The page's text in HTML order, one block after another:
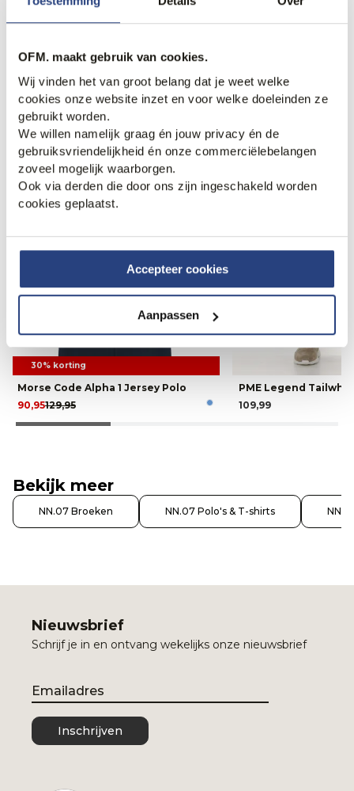
OFM. maakt gebruik van cookies.
Wij vinden het van groot belang dat je weet welke
cookies onze website inzet en voor welke doeleinden ze
gebruikt worden.
We willen namelijk graag én jouw privacy én de
gebruiksvriendelijkheid én onze commerciëlebelangen
zoveel mogelijk waarborgen.
Ook via derden die door ons zijn ingeschakeld worden
cookies geplaatst.
Accepteer cookies
Aanpassen
Recent bekeken
Web Only.
30% korting
Morse Code Alpha 1 Jersey Polo
129,95
90,95
PME Legend
109,99
Bekijk meer
NN.07 Broeken NN.07 Polo's & T-shirts
Nieuwsbrief
Schrijf je in en ontvang wekelijks onze nieuwsbrief
Email
Inschrijven